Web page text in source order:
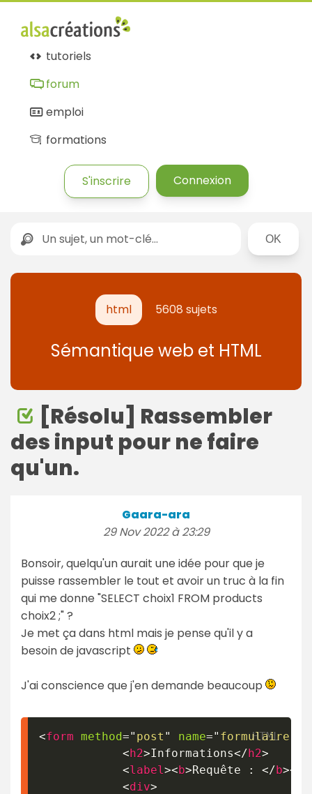
tutoriels
forum
emploi
formations
S'inscrire Connexion
Rechercher
html 5608 sujets
Sémantique web et HTML
[Résolu] Rassembler
des input pour ne faire
qu'un.
Gaara-ara
29 Nov 2022 à 23:29
Bonsoir, quelqu'un aurait une idée pour que je
puisse rassembler le tout et avoir un truc à la fin
qui me donne "SELECT choix1 FROM products
choix2 ;" ?
Je met ça dans html mais je pense qu'il y a
besoin de javascript
J'ai conscience que j'en demande beaucoup
<form method=" post " name=" formulaire
<h2>Informations</h2>
<label ><b>Requête : </b></
<div>